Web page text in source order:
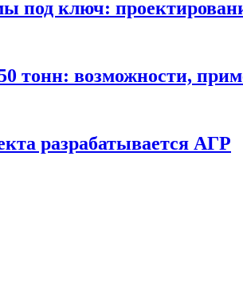
под ключ:
тонн: возможности,
разрабатывается АГР